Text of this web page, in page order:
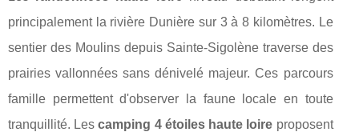
principalement la rivière Dunière sur 3 à 8 kilomètres. Le
sentier des Moulins depuis Sainte-Sigolène traverse des
prairies vallonnées sans dénivelé majeur. Ces parcours
famille permettent d'observer la faune locale en toute
tranquillité. Lescamping 4 étoiles haute loire proposent